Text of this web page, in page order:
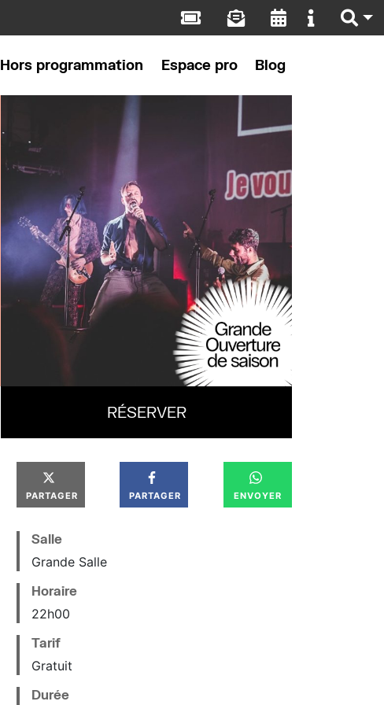
Hors programmation Espace pro Blog
RÉSERVER
PARTAGER PARTAGER ENVOYER
Salle
Grande Salle
Horaire
22h00
Tarif
Gratuit
Durée